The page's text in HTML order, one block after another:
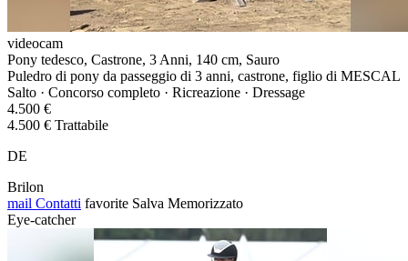
videocam
Pony tedesco, Castrone, 3 Anni, 140 cm, Sauro
Puledro di pony da passeggio di 3 anni, castrone, figlio di MESCAL
Salto · Concorso completo · Ricreazione · Dressage
4.500 €
4.500 € Trattabile
DE
Brilon
mail Contatti favorite Salva Memorizzato
Eye-catcher